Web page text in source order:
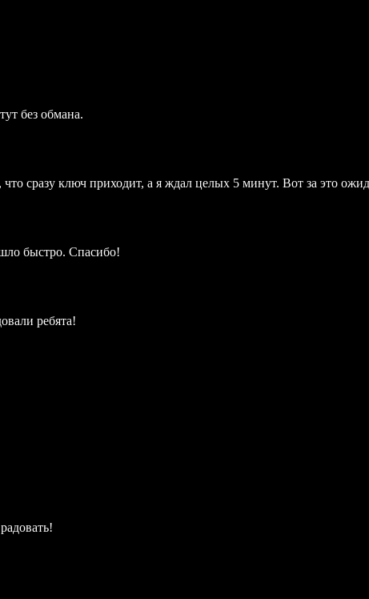
без обмана.
сразу ключ приходит, а я ждал целых 5 минут. Вот за это
быстро. Спасибо!
ребята!